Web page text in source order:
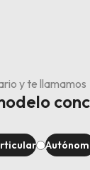
y te llamamos